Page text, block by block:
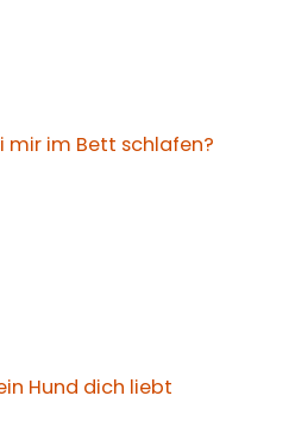
mir im Bett schlafen?
Hund dich liebt